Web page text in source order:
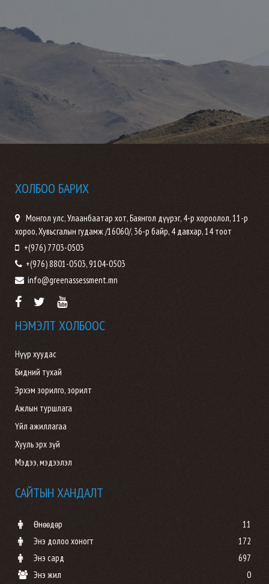
Тогтвортой хөгжлийн үзэл баримтлал,
үндэсний болон олон улсын жишигт нийцсэн
зөвлөх үйлчилгээг үзүүлж байна.
ХОЛБОО БАРИХ
Монгол улс, Улаанбаатар хот, Баянгол дүүрэг, 4-р хороолол, 11-р
хороо, Хувьсгалын гудамж /16060/, 36-р байр, 4 давхар, 14 тоот
+(976) 7703-0503
+(976) 8801-0503, 9104-0503
info@greenassessment.mn
НЭМЭЛТ ХОЛБООС
Нүүр хуудас
Бидний тухай
Эрхэм зорилго, зорилт
Ажлын туршлага
Үйл ажиллагаа
Хууль эрх зүй
Мэдээ, мэдээлэл
САЙТЫН ХАНДАЛТ
Өнөөдөр
11
Энэ долоо хоногт
172
Энэ сард
697
Энэ жил
0